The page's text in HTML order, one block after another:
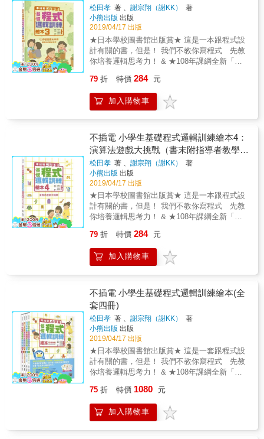
童程式教育協會祕書長 ‧胡信忠／宜蘭縣二城國
小老師、宜蘭縣科技領域兼任輔導員 ‧簡聖霖／
桌遊及APP程式設計師、嗨課教育有限公司執
並且找出最適當的演算法來達成目的。當孩子
學會運用這樣的思考方式時，就具備了程式設
計的基礎。而像這樣的邏輯思考訓練，對於日
常生活的解決問題能力也非常重要。 & ※書末
附指導者教學建議 集結日、臺2位長期深耕資
訊教育的作者之心力大成，從108年新課綱與程
教學法範例，讓您輕鬆引領孩子培養邏輯思考
輯訓練繪本」系列的第１冊，另有《2：找找
看、排排看》、《3：以流程圖畫出未來》、
《4：演算法遊戲大挑戰》，為孩子接軌國中三
年的科技領域課程。 & ※套書加值贈品：演算
法遊戲圖卡 套書加值贈送精緻可愛的遊戲圖卡
（搭配第4冊演算法遊戲使用），節省影印的時
間，並提升動手操作的機率和樂趣。 & 本書特
色 在這瞬息萬變的科技世界，上個月記得的東
西，下個月也許就派不上用場。學校裡教的知
識還沒離開校門就落伍，再加上12年國教全新
的科技領域，正式將運算思維、程式設計導入
教學，老師和家長該如何幫助孩子面對這些挑
戰？ 俗話說，給孩子魚吃，不如給他釣竿、教
他怎麼釣魚。程式設計雖然看起來高深莫測，
但其實只要掌握基本的關鍵概念，從小培養正
確的邏輯思考力，未來正式踏入程式設計的課
不教孩子寫程式，而是用輕鬆、生活化的各種
情境與遊戲，讓孩子在趣味閱讀中理解演算法
和流程圖等程式設計的基礎。書末的「給指導
者」，更是長期深耕資訊教育的日、臺兩位作
者的心血結晶，讓老師、家長理解如何從不插
電的方式養成邏輯思考力，並呈現多種實用且
容易上手的軟體或教材，不論是孩子自學、親
子共讀、或是作為學校教材，都具有非常高的
實用性！
們可以先確認每位選手的速度，安排跑得較快
的選手在第一棒與最後一棒，就比較容易獲
勝。而圖書室的書都會依照書籍分類表排列，
只要知道作家的作品種類，查出分類號與作者
號，就能很快找到想看的書嘍！這些都是孩子
生活中常遇到的情境，其實隱含著演算法的重
要概念。 這是一本和程式設計有關的書籍，但
馬上使用電腦、鍵盤和滑鼠，而是先培養孩子
的邏輯思考力、再引入演算法的概念。 在思考
演算法的時候，可能會涉及到搜尋或是排序，
中遇到難題，大部分都會先分析該如何做、安
排做事的先後順序再採取行動，這樣比較不會
走冤枉路，或是白費力氣。因此只要能想出好
的演算法，即使面對困難的事，就比較容易迎
刃而解！當孩子學會運用這樣的思考方式時，
就具備了程式設計的基礎。而像這樣的邏輯思
考訓練，對於日常生活的解決問題能力也非常
重要。 & ※書末附指導者教學建議 集結日、臺
108年新課綱與程式設計教育的關聯談起，並提
子培養邏輯思考力。 & 本書為「【不插電】小
學生基礎程式邏輯訓練繪本」系列的第2冊，另
有《1：點子不是只有一個》、《3：以流程圖
畫出未來》、《4：演算法遊戲大挑戰》，為孩
子接軌國中三年的科技領域課程。 & 本書特色
在這瞬息萬變的科技世界，上個月記得的東
西，下個月也許就派不上用場。學校裡教的知
識還沒離開校門就落伍，再加上12年國教全新
的科技領域，正式將運算思維、程式設計導入
教學，老師和家長該如何幫助孩子面對這些挑
戰？ 俗話說，給孩子魚吃，不如給他釣竿、教
他怎麼釣魚。程式設計雖然看起來高深莫測，
但其實只要掌握基本的關鍵概念，從小培養正
確的邏輯思考力，未來正式踏入程式設計的課
程時必能事半功倍，更是孩子一生受用無窮的
寶藏！ 這是一套很不一樣的程式設計書，我們
議）
松田孝 著 、謝宗翔（謝KK）
著
小熊出版 出版
2019/04/17 出版
★日本學校圖書館出版賞★ 這是一本跟程式設
計有關的書，但是！ 我們不教你寫程式 先教
你培養邏輯思考力！ & ★108年課綱全新「科
孩子的第一本程式設計學前書★ ★書末附指導
者教學建議★ & 生活課時，小男生選擇種番
茄，但是番茄要怎麼種呢？每天要澆多少水？
校園，但是它把不該拔掉的花當作雜草拔掉、
把掃除用具當作垃圾打包，該怎麼教它正確的
打掃方式呢？ & 種番茄時要先種下幼苗，等到
幼苗長高後再插入支柱，並且注意澆水、摘側
牙與施肥等事項，等到番茄變紅後就可以採收
了。而打掃機器人的功能強大，但是必須對它
輸入正確的指令與流程，才能澈底發揮功效。
把解決問題或達成目標的順序和方法，一步步
寫下來，就叫作流程圖。有了流程圖，即使之
後別人也想要種番茄，或是解決一樣的問題
演算法時，為了方便理解，也會使用流程圖。
演算法有三個基本形式，分別是「依照順序執
行」、「重複執行」及「必要時才執行」，能
了程式設計的基礎。 這本書藉由三姊弟日常生
活會遇到的生活場景，一步步建立孩子的邏輯
思考模式與解決方法的能力，找出最適當的演
算法來達成目的，是程式設計的基礎。而像這
樣的邏輯思考訓練，對於日常生活能力培養也
非常重要。 & ※書末附指導者教學建議 集結
日、臺2位長期深耕資訊教育的作者之心力大
成，從108年新課綱與程式設計教育的關聯談
鬆引領孩子培養邏輯思考力。 & 本書為「【不
插電】小學生基礎程式邏輯訓練繪本」系列的
第3冊，另有《1：點子不是只有一個》、《2：
找找看、排排看》、《4：演算法遊戲大挑
戰》，為孩子接軌國中三年的科技領域課程。
79 折 特價 284 元
加入購物車
不插電 小學生基礎程式邏輯訓練繪本4：
演算法遊戲大挑戰（書末附指導者教學建
議）
松田孝 著 、謝宗翔（謝KK）
著
小熊出版 出版
2019/04/17 出版
★日本學校圖書館出版賞★ 這是一本跟程式設
計有關的書，但是！ 我們不教你寫程式 先教
你培養邏輯思考力！ & ★108年課綱全新「科
孩子的第一本程式設計學前書★ ★書末附指導
者教學建議★ & 學會了邏輯思維的技巧與流程
圖，試著依照規則來挑戰遊戲吧！要如何把鬆
順序跟作法好像怪怪的！把想做的事情畫成流
程圖，一起來檢查到底該怎麼修改吧！ 當孩子
知道該如何思考，知道達到目標要採取什麼樣
的措施，知道該怎麼搜尋、該怎麼排列順序、
畫出準確好用的流程圖之後，就來玩遊戲吧！
這裡有11個小遊戲，可愛的鬆餅換位遊戲要考
考孩子，在每次只能移動1枚鬆餅、而且上面的
鬆餅不能比下面的大等規則下，如何用最少的
次數成功移動鬆餅。在尋找同類遊戲中，試著
定下規則、挑選便當裡的菜色，再讓朋友看菜
「debug」，在適當的步驟中加入指令方塊或改
變順序，都可以讓流程圖更順暢。 這些遊戲都
能幫助孩子好好鍛鍊邏輯思考力，也能將心裡
79 折 特價 284 元
加入購物車
不插電 小學生基礎程式邏輯訓練繪本(全
套四冊)
松田孝 著 、謝宗翔（謝KK）
著
小熊出版 出版
2019/04/17 出版
★日本學校圖書館出版賞★ 這是一套跟程式設
計有關的書，但是！ 我們不教你寫程式 先教
你培養邏輯思考力！ & ★108年課綱全新「科
孩子的第一套程式設計學前書★ ★每冊書末皆
附指導者教學建議★ ★套書加值贈品：演算法
遊戲圖卡★ & 你的孩子準備好面對未來世界了
75 折 特價 1080 元
加入購物車